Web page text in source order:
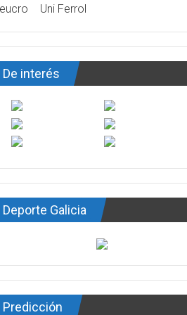
Uni Ferrol
De interés
Deporte Galicia
Predicción